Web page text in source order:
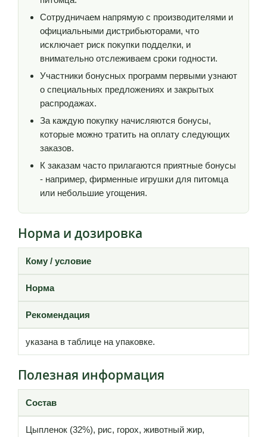
Сотрудничаем напрямую с производителями и
официальными дистрибьюторами, что
исключает риск покупки подделки, и
внимательно отслеживаем сроки годности.
Участники бонусных программ первыми узнают
о специальных предложениях и закрытых
распродажах.
За каждую покупку начисляются бонусы,
которые можно тратить на оплату следующих
заказов.
К заказам часто прилагаются приятные бонусы
- например, фирменные игрушки для питомца
или небольшие угощения.
Норма и дозировка
Кому / условие
Норма
Рекомендация
указана в таблице на упаковке.
Полезная информация
Состав
Цыпленок (32%), рис, горох, животный жир,